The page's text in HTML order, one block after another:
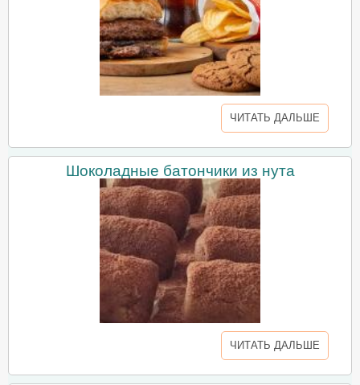
ЧИТАТЬ ДАЛЬШЕ
Шоколадные батончики из нута
ЧИТАТЬ ДАЛЬШЕ